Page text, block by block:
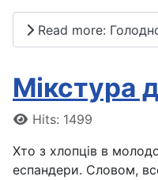
Read more:
Мікстура
DetailsHits: 1499
Хто з хлопців в
еспандери. Словом,